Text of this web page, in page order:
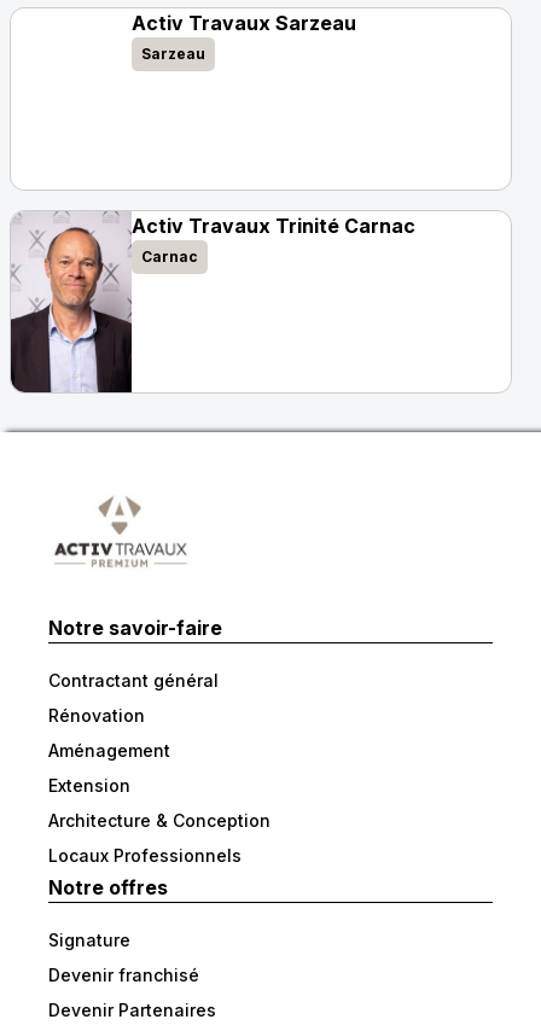
Activ Travaux Sarzeau
Sarzeau
Activ Travaux Trinité Carnac
Carnac
Notre savoir-faire
Contractant général
Rénovation
Aménagement
Extension
Architecture & Conception
Locaux Professionnels
Notre offres
Signature
Devenir franchisé
Devenir Partenaires